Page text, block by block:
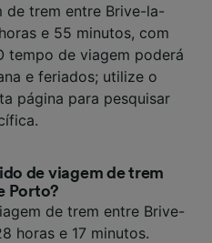
de trem entre Brive-la-
e 55 minutos, com
tempo de viagem poderá
e feriados; utilize o
página para pesquisar
de viagem de trem
Porto?
de trem entre Brive-
horas e 17 minutos.